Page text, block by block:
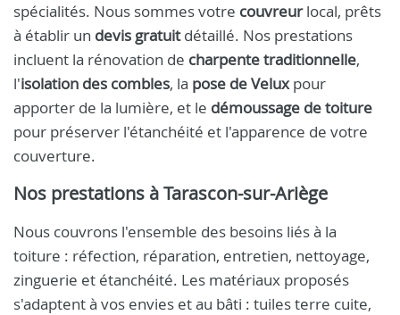
spécialités. Nous sommes votre couvreurlocal, prêts
à établir un devis gratuitdétaillé. Nos prestations
incluent la rénovation de charpente traditionnelle,
l'isolation des combles, la pose de Veluxpour
apporter de la lumière, et le démoussage de toiture
pour préserver l'étanchéité et l'apparence de votre
couverture.
Nos prestations à Tarascon-sur-Ariège
Nous couvrons l'ensemble des besoins liés à la
toiture : réfection, réparation, entretien, nettoyage,
zinguerie et étanchéité. Les matériaux proposés
s'adaptent à vos envies et au bâti : tuiles terre cuite,